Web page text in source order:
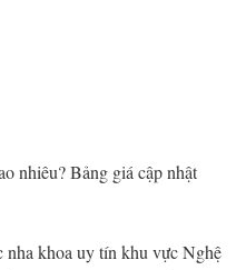
nhiêu? Bảng giá cập nhật
nha khoa uy tín khu vực Nghệ